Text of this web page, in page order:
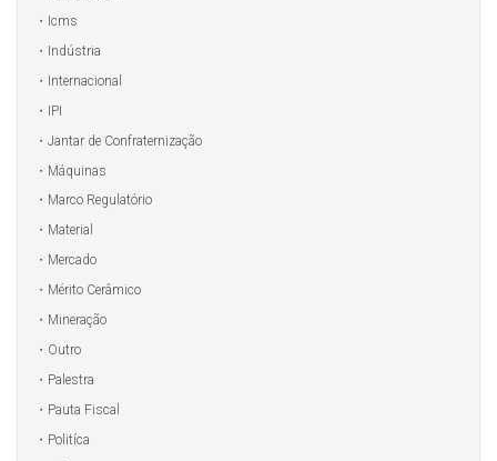
Icms
Indústria
Internacional
IPI
Jantar de Confraternização
Máquinas
Marco Regulatório
Material
Mercado
Mérito Cerâmico
Mineração
Outro
Palestra
Pauta Fiscal
Politíca